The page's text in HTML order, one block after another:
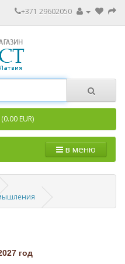
+371 29602050
EUR)
в меню
год